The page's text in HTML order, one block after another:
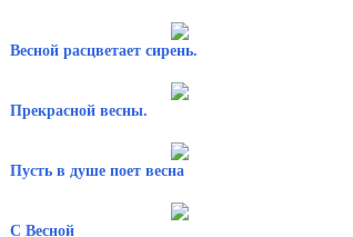
Весной расцветает сирень.
Прекрасной весны.
Пусть в душе поет весна
С Весной